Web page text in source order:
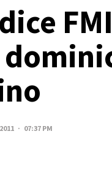
· 07:37 PM